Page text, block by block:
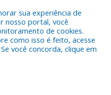
Municipal de Senador
sua experiência de
nosso portal, você
de cookies.
como isso é feito, acesse
Se você concorda, clique em